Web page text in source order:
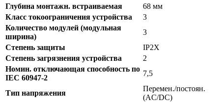
Глубина монтажн. встраиваемая
68 мм
Класс токоограничения устройства
3
Количество модулей (модульная
ширина)
3
Степень защиты
IP2X
Степень загрязнения устройства
2
Номин. отключающая способность по
IEC 60947-2
7,5
Тип напряжения
Перемен./постоян.
(AC/DC)